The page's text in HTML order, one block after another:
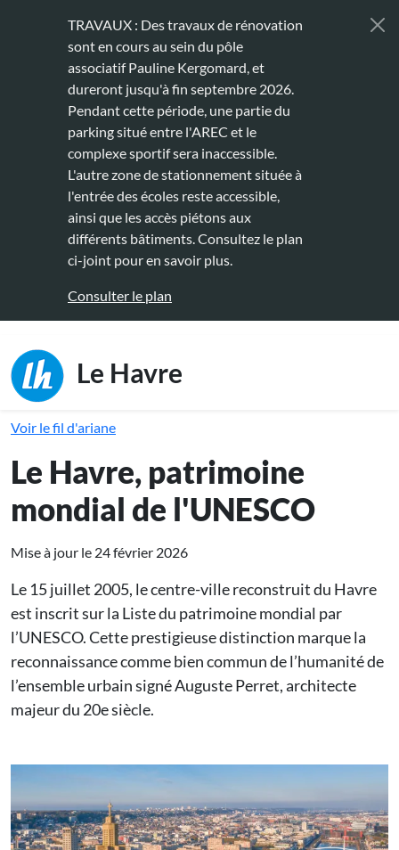
TRAVAUX : Des travaux de rénovation
sont en cours au sein du pôle
associatif Pauline Kergomard, et
dureront jusqu'à fin septembre 2026.
Pendant cette période, une partie du
parking situé entre l'AREC et le
complexe sportif sera inaccessible.
L'autre zone de stationnement située à
l'entrée des écoles reste accessible,
ainsi que les accès piétons aux
différents bâtiments. Consultez le plan
ci-joint pour en savoir plus.
Consulter le plan
Le Havre
Voir le fil d'ariane
Le Havre, patrimoine
mondial de l'UNESCO
Mise à jour le 24 février 2026
Le 15 juillet 2005, le centre-ville reconstruit du Havre
est inscrit sur la Liste du patrimoine mondial par
l’UNESCO. Cette prestigieuse distinction marque la
reconnaissance comme bien commun de l’humanité de
l’ensemble urbain signé Auguste Perret, architecte
majeur du 20e siècle.